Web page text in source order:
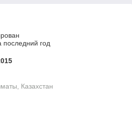
последний год
Казахстан